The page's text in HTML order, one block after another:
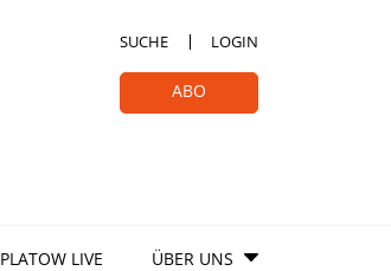
SUCHE LOGIN
ABO
PLATOW LIVE ÜBER UNS